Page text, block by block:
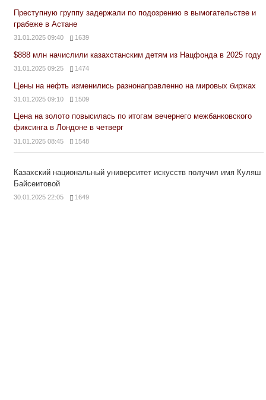
Преступную группу задержали по подозрению в вымогательстве и
грабеже в Астане
31.01.2025 09:40 1639
$888 млн начислили казахстанским детям из Нацфонда в 2025 году
31.01.2025 09:25 1474
Цены на нефть изменились разнонаправленно на мировых биржах
31.01.2025 09:10 1509
Цена на золото повысилась по итогам вечернего межбанковского
фиксинга в Лондоне в четверг
31.01.2025 08:45 1548
Казахский национальный университет искусств получил имя Куляш
Байсеитовой
30.01.2025 22:05 1649